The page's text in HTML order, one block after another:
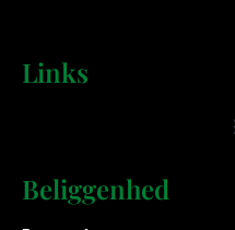
Links
Beliggenhed